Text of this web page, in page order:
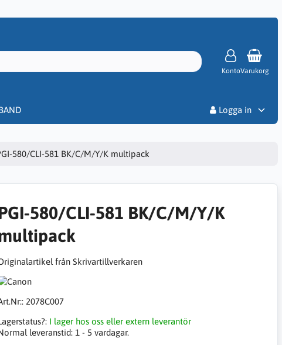
KontoVarukorg
Logga in
580/CLI-581 BK/C/M/Y/K multipack
580/CLI-581 BK/C/M/Y/K
från Skrivartillverkaren
2078C007
I lager hos oss eller extern leverantör
leveranstid: 1 - 5 vardagar.